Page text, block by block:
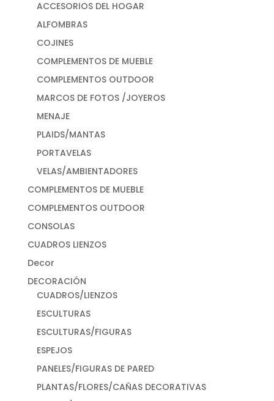
ACCESORIOS DEL HOGAR
ALFOMBRAS
COJINES
COMPLEMENTOS DE MUEBLE
COMPLEMENTOS OUTDOOR
MARCOS DE FOTOS /JOYEROS
MENAJE
PLAIDS/MANTAS
PORTAVELAS
VELAS/AMBIENTADORES
COMPLEMENTOS DE MUEBLE
COMPLEMENTOS OUTDOOR
CONSOLAS
CUADROS LIENZOS
Decor
DECORACIÓN
CUADROS/LIENZOS
ESCULTURAS
ESCULTURAS/FIGURAS
ESPEJOS
PANELES/FIGURAS DE PARED
PLANTAS/FLORES/CAÑAS DECORATIVAS